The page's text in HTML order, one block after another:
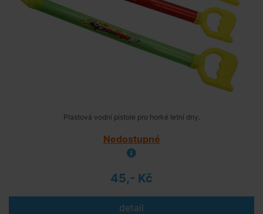
Plastová vodní pistole pro horké letní dny.
Nedostupné
45,- Kč
detail